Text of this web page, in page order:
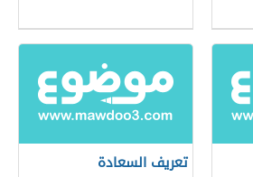
تعريف السعادة